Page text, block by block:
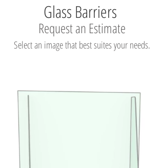
Glass Barriers
Request an Estimate
Select an image that best suites your needs.